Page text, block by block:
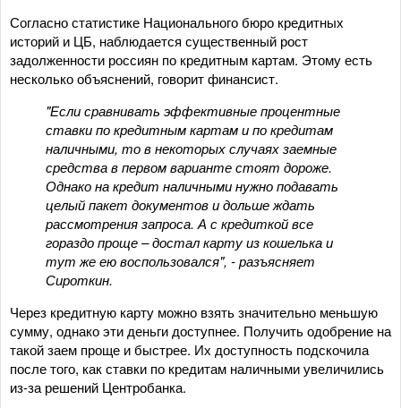
Согласно статистике Национального бюро кредитных
историй и ЦБ, наблюдается существенный рост
задолженности россиян по кредитным картам. Этому есть
несколько объяснений, говорит финансист.
"Если сравнивать эффективные процентные
ставки по кредитным картам и по кредитам
наличными, то в некоторых случаях заемные
средства в первом варианте стоят дороже.
Однако на кредит наличными нужно подавать
целый пакет документов и дольше ждать
рассмотрения запроса. А с кредиткой все
гораздо проще – достал карту из кошелька и
тут же ею воспользовался", - разъясняет
Сироткин.
Через кредитную карту можно взять значительно меньшую
сумму, однако эти деньги доступнее. Получить одобрение на
такой заем проще и быстрее. Их доступность подскочила
после того, как ставки по кредитам наличными увеличились
из-за решений Центробанка.